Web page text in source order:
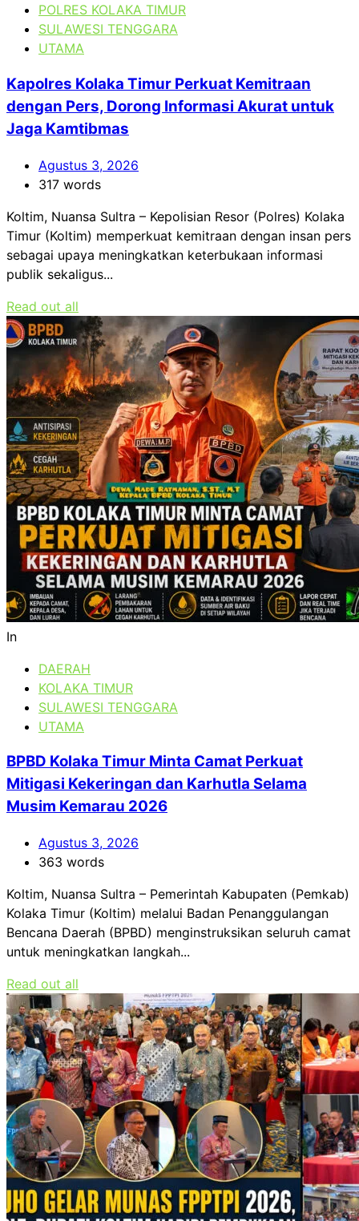
POLRES KOLAKA TIMUR
SULAWESI TENGGARA
UTAMA
Kapolres Kolaka Timur Perkuat Kemitraan
dengan Pers, Dorong Informasi Akurat untuk
Jaga Kamtibmas
Agustus 3, 2026
317 words
Koltim, Nuansa Sultra – Kepolisian Resor (Polres) Kolaka
Timur (Koltim) memperkuat kemitraan dengan insan pers
sebagai upaya meningkatkan keterbukaan informasi
publik sekaligus...
Read out all
In
DAERAH
KOLAKA TIMUR
SULAWESI TENGGARA
UTAMA
BPBD Kolaka Timur Minta Camat Perkuat
Mitigasi Kekeringan dan Karhutla Selama
Musim Kemarau 2026
Agustus 3, 2026
363 words
Koltim, Nuansa Sultra – Pemerintah Kabupaten (Pemkab)
Kolaka Timur (Koltim) melalui Badan Penanggulangan
Bencana Daerah (BPBD) menginstruksikan seluruh camat
untuk meningkatkan langkah...
Read out all